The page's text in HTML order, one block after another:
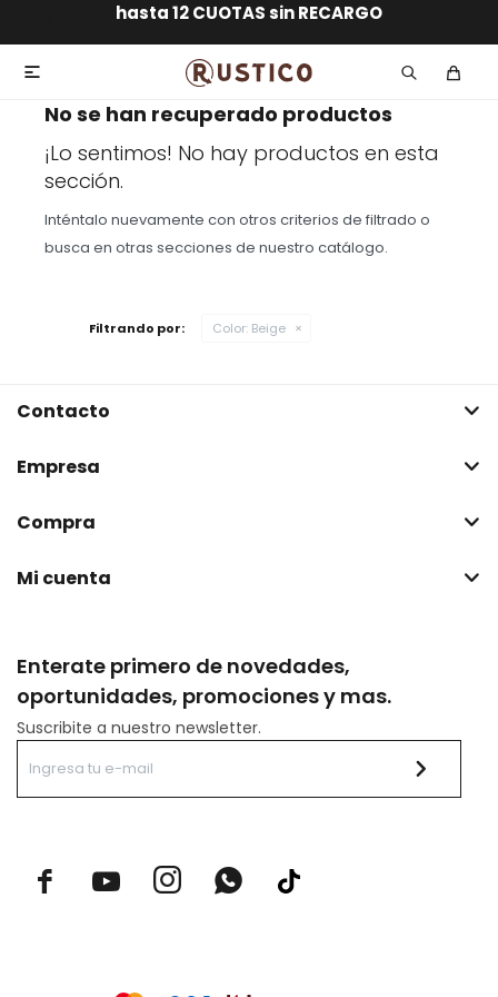
ENVÍOS A TODO EL PAÍS
GARANTÍA DE DEVOLUCIÓN
hasta 12 CUOTAS sin RECARGO
ENVÍO GRATIS dentro de MONTEVIDEO en compras

No se han recuperado productos
¡Lo sentimos! No hay productos en esta
sección.
Inténtalo nuevamente con otros criterios de filtrado o
busca en otras secciones de nuestro catálogo.
Filtrando por: Color: Beige
Enterate primero de novedades,
oportunidades, promociones y mas.
Suscribite a nuestro newsletter.
  
Contacto
Empresa
Compra
Mi cuenta